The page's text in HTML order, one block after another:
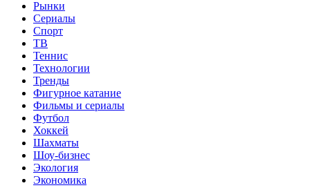
Рынки
Сериалы
Спорт
ТВ
Теннис
Технологии
Тренды
Фигурное катание
Фильмы и сериалы
Футбол
Хоккей
Шахматы
Шоу-бизнес
Экология
Экономика